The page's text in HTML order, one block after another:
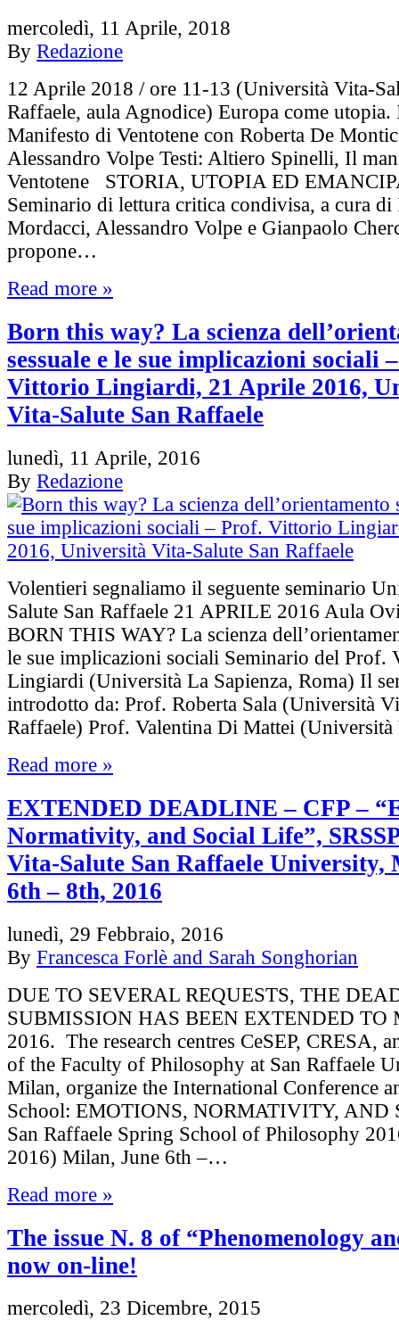
mercoledì, 11 Aprile, 2018
By Redazione
12 Aprile 2018 / ore 11-13 (Università Vita-
Raffaele, aula Agnodice) Europa come
Manifesto di Ventotene con Roberta De
Alessandro Volpe Testi: Altiero Spinelli, Il
Ventotene STORIA, UTOPIA ED
Seminario di lettura critica condivisa, a cura di
Mordacci, Alessandro Volpe e Gianpaolo
propone…
Read more »
Born this way? La scienza
sessuale e le sue implicazioni sociali
Vittorio Lingiardi, 21 Aprile 2016,
Vita-Salute San Raffaele
lunedì, 11 Aprile, 2016
By Redazione
Volentieri segnaliamo il seguente seminario
Salute San Raffaele 21 APRILE 2016 Aula
BORN THIS WAY? La scienza
le sue implicazioni sociali Seminario del Prof.
Lingiardi (Università La Sapienza, Roma) Il
introdotto da: Prof. Roberta Sala (Università
Raffaele) Prof. Valentina Di Mattei
Read more »
EXTENDED DEADLINE – CFP –
Normativity, and Social Life”,
Vita-Salute San Raffaele University,
6th – 8th, 2016
lunedì, 29 Febbraio, 2016
By Francesca Forlè and Sarah Songhorian
DUE TO SEVERAL REQUESTS, THE
SUBMISSION HAS BEEN EXTENDED TO
2016. The research centres CeSEP, CRESA,
of the Faculty of Philosophy at San Raffaele
Milan, organize the International Conference
School: EMOTIONS, NORMATIVITY, AND
San Raffaele Spring School of Philosophy
2016) Milan, June 6th –…
Read more »
The issue N. 8 of “Phenomenology
now on-line!
mercoledì, 23 Dicembre, 2015